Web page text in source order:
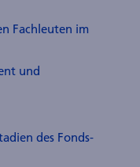
Fachleuten im
und
des Fonds-